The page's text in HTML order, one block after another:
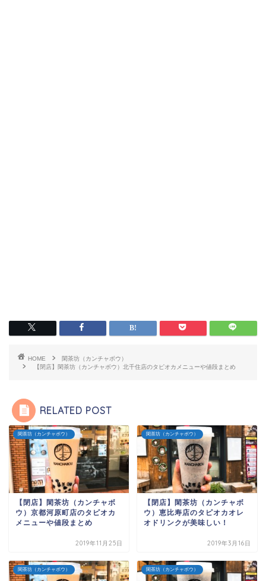
HOME
閑茶坊（カンチャボウ）
【閉店】閑茶坊（カンチャボウ）北千住店のタピオカメニューや値段まとめ
RELATED POST
閑茶坊（カンチャボウ）
【閉店】閑茶坊（カンチャボ
ウ）京都河原町店のタピオカ
メニューや値段まとめ
2019年11月25日
閑茶坊（カンチャボウ）
【閉店】閑茶坊（カンチャボ
ウ）恵比寿店のタピオカオレ
オドリンクが美味しい！
2019年3月16日
閑茶坊（カンチャボウ） 閑茶坊（カンチャボウ）